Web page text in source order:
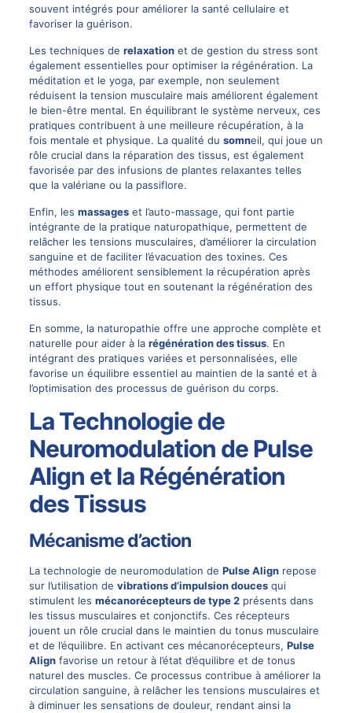
souvent intégrés pour améliorer la santé cellulaire et
favoriser la guérison.
Les techniques de relaxationet de gestion du stress sont
également essentielles pour optimiser la régénération. La
méditation et le yoga, par exemple, non seulement
réduisent la tension musculaire mais améliorent également
le bien-être mental. En équilibrant le système nerveux, ces
pratiques contribuent à une meilleure récupération, à la
fois mentale et physique. La qualité du somneil, qui joue un
rôle crucial dans la réparation des tissus, est également
favorisée par des infusions de plantes relaxantes telles
que la valériane ou la passiflore.
Enfin, les massageset l’auto-massage, qui font partie
intégrante de la pratique naturopathique, permettent de
relâcher les tensions musculaires, d’améliorer la circulation
sanguine et de faciliter l’évacuation des toxines. Ces
méthodes améliorent sensiblement la récupération après
un effort physique tout en soutenant la régénération des
tissus.
En somme, la naturopathie offre une approche complète et
naturelle pour aider à la régénération des tissus. En
intégrant des pratiques variées et personnalisées, elle
favorise un équilibre essentiel au maintien de la santé et à
l’optimisation des processus de guérison du corps.
La Technologie de
Neuromodulation de Pulse
Align et la Régénération
des Tissus
Mécanisme d’action
La technologie de neuromodulation de Pulse Alignrepose
sur l’utilisation de vibrations d’impulsion doucesqui
stimulent les mécanorécepteurs de type 2présents dans
les tissus musculaires et conjonctifs. Ces récepteurs
jouent un rôle crucial dans le maintien du tonus musculaire
et de l’équilibre. En activant ces mécanorécepteurs, Pulse
Alignfavorise un retour à l’état d’équilibre et de tonus
naturel des muscles. Ce processus contribue à améliorer la
circulation sanguine, à relâcher les tensions musculaires et
à diminuer les sensations de douleur, rendant ainsi la